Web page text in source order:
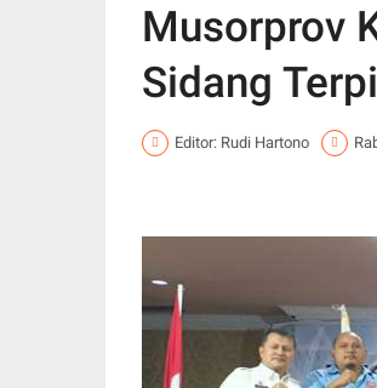
Musorprov
Sidang
Editor: Rudi Hartono